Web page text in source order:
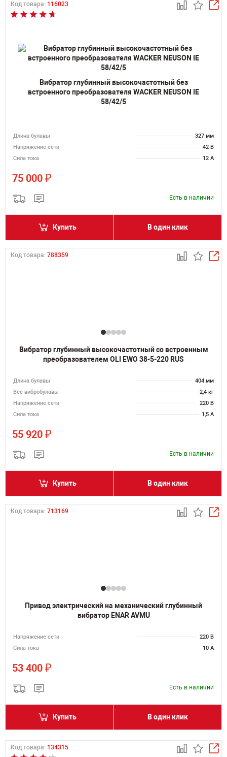
Код товара: 116023
Вибратор глубинный высокочастотный без
встроенного преобразователя WACKER NEUSON IE
58/42/5
Длина булавы
327 мм
Напряжение сети
42 В
Сила тока
12 А
75 000 ₽
Есть в наличии
Купить В один клик
Код товара: 788359
Вибратор глубинный высокочастотный со встроенным
преобразователем OLI EWO 38-5-220 RUS
Длина булавы
404 мм
Вес вибробулавы
2,4 кг
Напряжение сети
220 В
Сила тока
1,5 А
55 920 ₽
Есть в наличии
Купить В один клик
Код товара: 713169
Привод электрический на механический глубинный
вибратор ENAR AVMU
Напряжение сети
220 В
Сила тока
10 А
53 400 ₽
Есть в наличии
Купить В один клик
Код товара: 134315